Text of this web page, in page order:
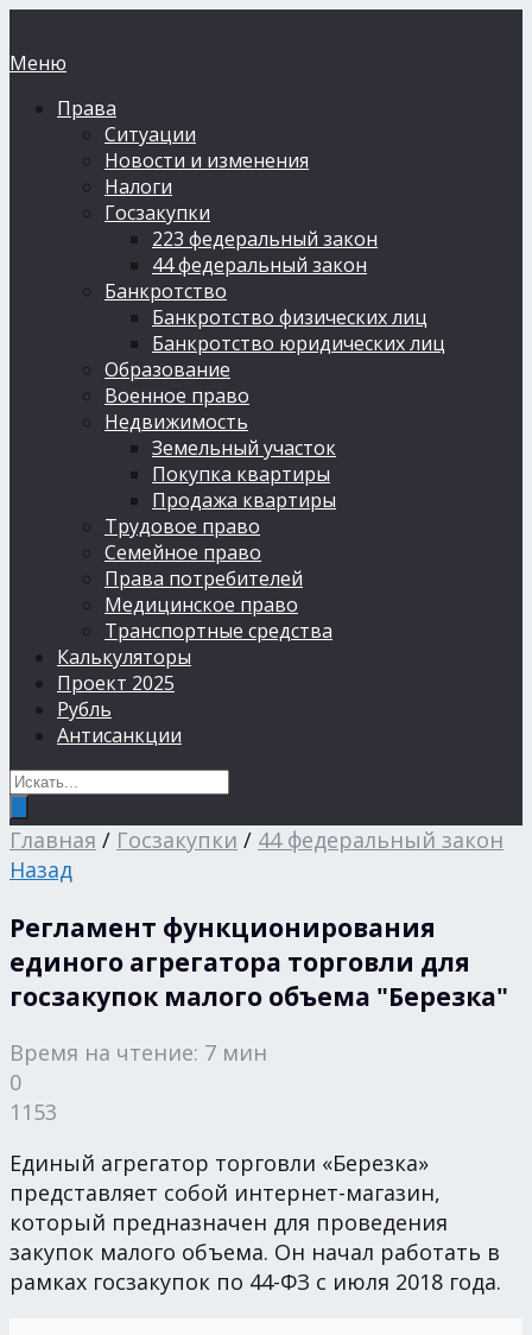
Меню
Права
Ситуации
Новости и изменения
Налоги
Госзакупки
223 федеральный закон
44 федеральный закон
Банкротство
Банкротство физических лиц
Банкротство юридических лиц
Образование
Военное право
Недвижимость
Земельный участок
Покупка квартиры
Продажа квартиры
Трудовое право
Семейное право
Права потребителей
Медицинское право
Транспортные средства
Калькуляторы
Проект 2025
Рубль
Антисанкции
Главная / Госзакупки / 44 федеральный закон
Назад
Регламент функционирования
единого агрегатора торговли для
госзакупок малого объема "Березка"
Время на чтение: 7 мин
0
1153
Единый агрегатор торговли «Березка»
представляет собой интернет-магазин,
который предназначен для проведения
закупок малого объема. Он начал работать в
рамках госзакупок по 44-ФЗ с июля 2018 года.